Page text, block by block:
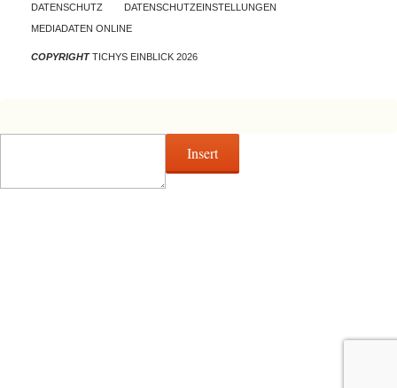
DATENSCHUTZ
DATENSCHUTZEINSTELLUNGEN
MEDIADATEN ONLINE
COPYRIGHTTICHYS EINBLICK 2026
Insert